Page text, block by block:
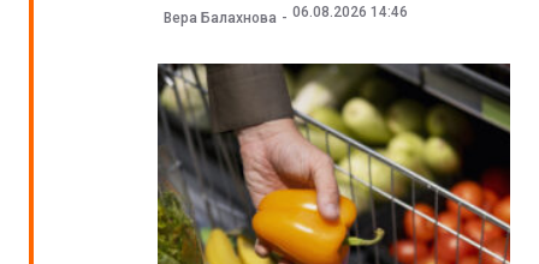
Вера Балахнова 06.08.2026 14:46